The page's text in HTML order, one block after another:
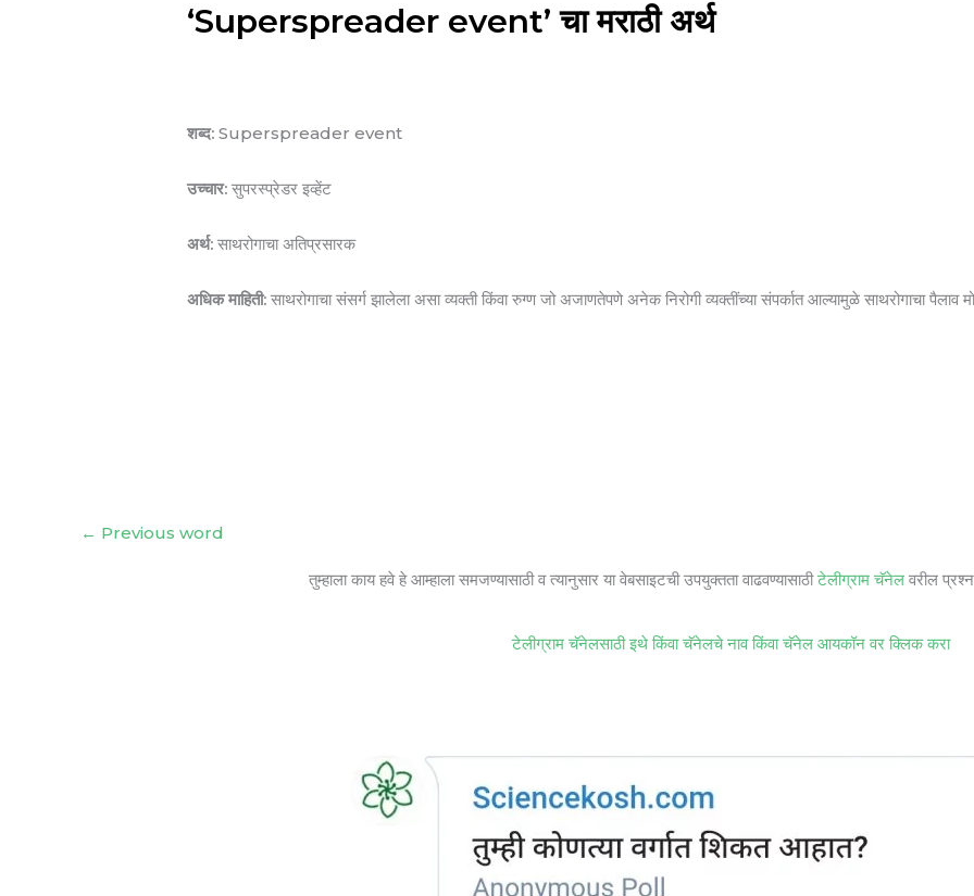
‘Superspreader event’ चा मराठी अर्थ
शब्द: Superspreader event
उच्चार: सुपरस्प्रेडर इव्हेंट
अर्थ: साथरोगाचा अतिप्रसारक
अधिक माहिती: साथरोगाचा संसर्ग झालेला असा व्यक्ती किंवा रुग्ण जो अजाणतेपणे अनेक निरोगी व्यक्तींच्या संपर्कात आल्यामुळे साथरोगाचा पैलाव
← Previous word
तुम्हाला काय हवे हे आम्हाला समजण्यासाठी व त्यानुसार या वेबसाइटची उपयुक्तता वाढवण्यासाठीटेलीग्राम चॅनेल वरील
टेलीग्राम चॅनेलसाठी इथे किंवा चॅनेलचे नाव किंवा चॅनेल आयकॉन वर क्लिक करा